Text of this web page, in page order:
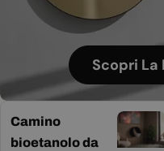
Scopri La
Camino
bioetanolo da